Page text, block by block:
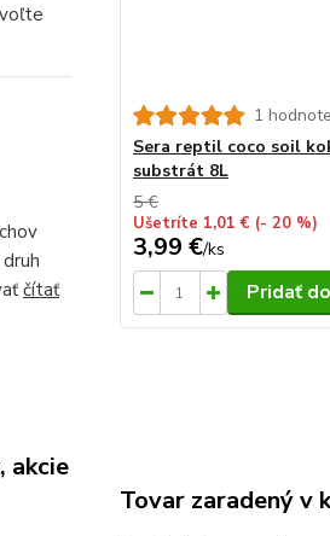
čítať
akcie
1
Sera reptil coco soil
substrát 8L
5 €
Ušetríte 1,01 € (- 20 %)
3,99 €/ks
Pridať
Tovar zaradený v